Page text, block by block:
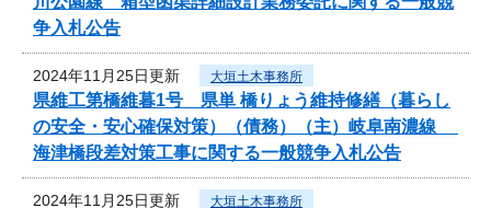
争入札公告
2024年11月25日更新 大垣土木事務所
県維工第橋維暮1号 県単 橋りょう維持修繕（暮らし
の安全・安心確保対策）（債務）（主）岐阜南濃線
海津橋段差対策工事に関する一般競争入札公告
2024年11月25日更新 大垣土木事務所